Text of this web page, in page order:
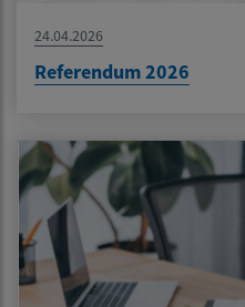
24.04.2026
Referendum 2026